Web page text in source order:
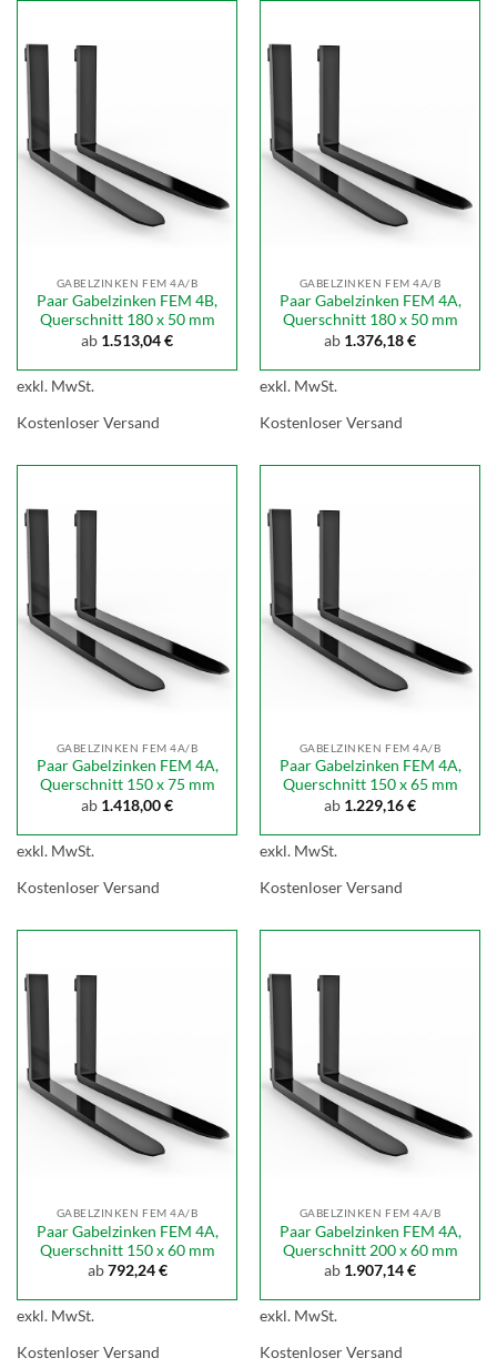
GABELZINKEN FEM 4A/B
Paar Gabelzinken FEM 4B,
Querschnitt 180 x 50 mm
ab 1.513,04€
exkl. MwSt.
Kostenloser Versand
GABELZINKEN FEM 4A/B
Paar Gabelzinken FEM 4A,
Querschnitt 180 x 50 mm
ab 1.376,18€
exkl. MwSt.
Kostenloser Versand
GABELZINKEN FEM 4A/B
Paar Gabelzinken FEM 4A,
Querschnitt 150 x 75 mm
ab 1.418,00€
exkl. MwSt.
Kostenloser Versand
GABELZINKEN FEM 4A/B
Paar Gabelzinken FEM 4A,
Querschnitt 150 x 65 mm
ab 1.229,16€
exkl. MwSt.
Kostenloser Versand
GABELZINKEN FEM 4A/B
Paar Gabelzinken FEM 4A,
Querschnitt 150 x 60 mm
ab792,24€
exkl. MwSt.
Kostenloser Versand
GABELZINKEN FEM 4A/B
Paar Gabelzinken FEM 4A,
Querschnitt 200 x 60 mm
ab 1.907,14€
exkl. MwSt.
Kostenloser Versand